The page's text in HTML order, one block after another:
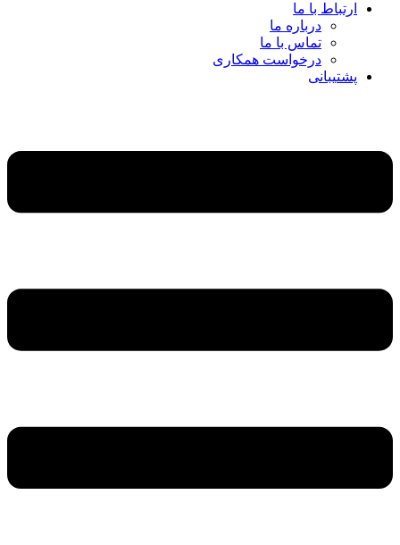
ارتباط با ما
درباره ما
تماس با ما
درخواست همکاری
پشتیبانی